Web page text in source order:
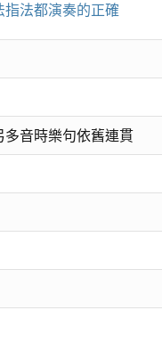
法都演奏的正確
音時樂句依舊連貫